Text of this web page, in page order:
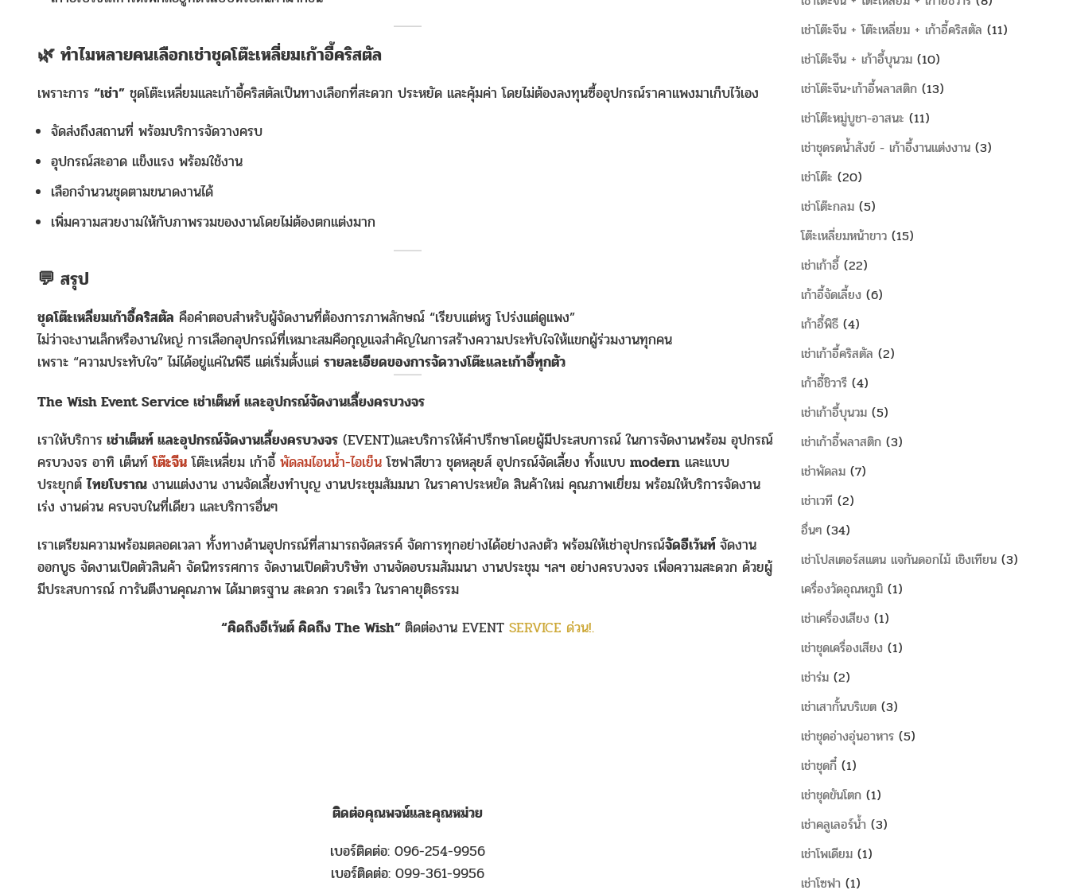
🌿 ทำไมหลายคนเลือกเช่าชุดโต๊ะเหลี่ยมเก้าอี้คริสตัล
เพราะการ “เช่า” ชุดโต๊ะเหลี่ยมและเก้าอี้คริสตัลเป็นทางเลือกที่สะดวก ประหยัด และคุ้มค่า โดยไม่ต้องลงทุนซื้ออุปกรณ์ราคาแพงมาเก็บไว้เอง
จัดส่งถึงสถานที่ พร้อมบริการจัดวางครบ
อุปกรณ์สะอาด แข็งแรง พร้อมใช้งาน
เลือกจำนวนชุดตามขนาดงานได้
เพิ่มความสวยงามให้กับภาพรวมของงานโดยไม่ต้องตกแต่งมาก
💬 สรุป
ชุดโต๊ะเหลี่ยมเก้าอี้คริสตัล คือคำตอบสำหรับผู้จัดงานที่ต้องการภาพลักษณ์ “เรียบแต่หรู โปร่งแต่ดูแพง”
ไม่ว่าจะงานเล็กหรืองานใหญ่ การเลือกอุปกรณ์ที่เหมาะสมคือกุญแจสำคัญในการสร้างความประทับใจให้แขกผู้ร่วมงานทุกคน
เพราะ “ความประทับใจ” ไม่ได้อยู่แค่ในพิธี แต่เริ่มตั้งแต่ รายละเอียดของการจัดวางโต๊ะและเก้าอี้ทุกตัว
The Wish Event Service เช่าเต็นท์ และอุปกรณ์จัดงานเลี้ยงครบวงจร
เราให้บริการเช่าเต็นท์ และอุปกรณ์จัดงานเลี้ยงครบวงจร (EVENT)และบริการให้คำปรึกษาโดยผู้มีประสบการณ์ ในการจัดงานพร้อม อุปกรณ์
ครบวงจร อาทิ เต็นท์โต๊ะจีนโต๊ะเหลี่ยม เก้าอี้ พัดลมไอนน้ำ-ไอเย็นโซฟาสีขาว ชุดหลุยส์ อุปกรณ์จัดเลี้ยง ทั้งแบบ modern และแบบ
ประยุกต์ไทยโบราณ งานแต่งงาน งานจัดเลี้ยงทำบุญ งานประชุมสัมมนา ในราคาประหยัด สินค้าใหม่ คุณภาพเยี่ยม พร้อมให้บริการจัดงาน
เร่ง งานด่วน ครบจบในที่เดียว และบริการอื่นๆ
เราเตรียมความพร้อมตลอดเวลา ทั้งทางด้านอุปกรณ์ที่สามารถจัดสรรค์ จัดการทุกอย่างได้อย่างลงตัว พร้อมให้เช่าอุปกรณ์จัดอีเว้นท์จัดงาน
ออกบูธ จัดงานเปิดตัวสินค้า จัดนิทรรศการ จัดงานเปิดตัวบริษัท งานจัดอบรมสัมมนา งานประชุม ฯลฯ อย่างครบวงจร เพื่อความสะดวก ด้วยผู้
มีประสบการณ์ การันตีงานคุณภาพ ได้มาตรฐาน สะดวก รวดเร็ว ในราคายุติธรรม
“คิดถึงอีเว้นต์ คิดถึง The Wish” ติดต่องาน EVENT SERVICE ด่วน!.
ติดต่อคุณพจน์และคุณหม่วย
เบอร์ติดต่อ: 096-254-9956
เบอร์ติดต่อ: 099-361-9956
เช่าโต๊ะจีน + โต๊ะเหลี่ยม + เก้าอี้คริสตัล 11
เช่าโต๊ะจีน + เก้าอี้บุนวม 10
เช่าโต๊ะจีน+เก้าอี้พลาสติก 13
เช่าโต๊ะหมู่บูชา-อาสนะ 11
เช่าชุดรดน้ำสังข์ - เก้าอี้งานแต่งงาน 3
เช่าโต๊ะ 20
เช่าโต๊ะกลม 5
โต๊ะเหลี่ยมหน้าขาว 15
เช่าเก้าอี้ 22
เก้าอี้จัดเลี้ยง 6
เก้าอี้พิธี 4
เช่าเก้าอี้คริสตัล 2
เก้าอี้ชิวารี 4
เช่าเก้าอี้บุนวม 5
เช่าเก้าอี้พลาสติก 3
เช่าพัดลม 7
เช่าเวที 2
อื่นๆ 34
เช่าโปสเตอร์สแตน แจกันดอกไม้ เชิงเทียน 3
เครื่องวัดอุณหภูมิ 1
เช่าเครื่องเสียง 1
เช่าชุดเครื่องเสียง 1
เช่าร่ม 2
เช่าเสากั้นบริเขต 3
เช่าชุดอ่างอุ่นอาหาร 5
เช่าชุดกี๋ 1
เช่าชุดขันโตก 1
เช่าคลูเลอร์น้ำ 3
เช่าโพเดียม 1
เช่าโซฟา 1